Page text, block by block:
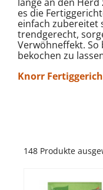
es die
einfach zubereitet
trendgerecht,
Verwöhneffekt. So
bekochen zu
Knorr
148 Produkte